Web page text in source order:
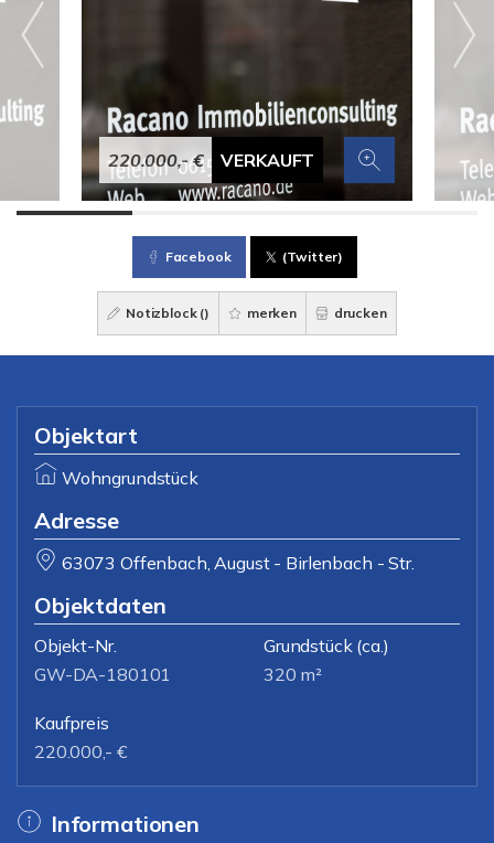
220.000,- € VERKAUFT
Facebook (Twitter)
Notizblock () merken drucken
Objektart
Wohngrundstück
Adresse
63073 Offenbach, August - Birlenbach - Str.
Objektdaten
Objekt-Nr.
GW-DA-180101
Grundstück(ca.)
320 m²
Kaufpreis
220.000,- €
Informationen